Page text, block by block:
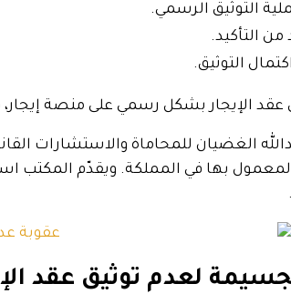
التوثيق الرسمي.
من التأكيد.
التوثيق.
عقد الإيجار بشكل رسمي على منصة
الغضيان للمحاماة والاستشارات
بها في المملكة. ويقدّم
لعدم توثيق عقد